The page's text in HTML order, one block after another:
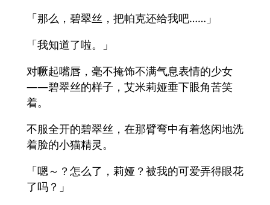
「那么，碧翠丝，把帕克还给我吧……」
「我知道了啦。」
对噘起嘴唇，毫不掩饰不满气息表情的少女
——碧翠丝的样子，艾米莉娅垂下眼角苦笑
着。
不服全开的碧翠丝，在那臂弯中有着悠闲地洗
着脸的小猫精灵。
「嗯～？怎么了，莉娅？被我的可爱弄得眼花
了吗？」